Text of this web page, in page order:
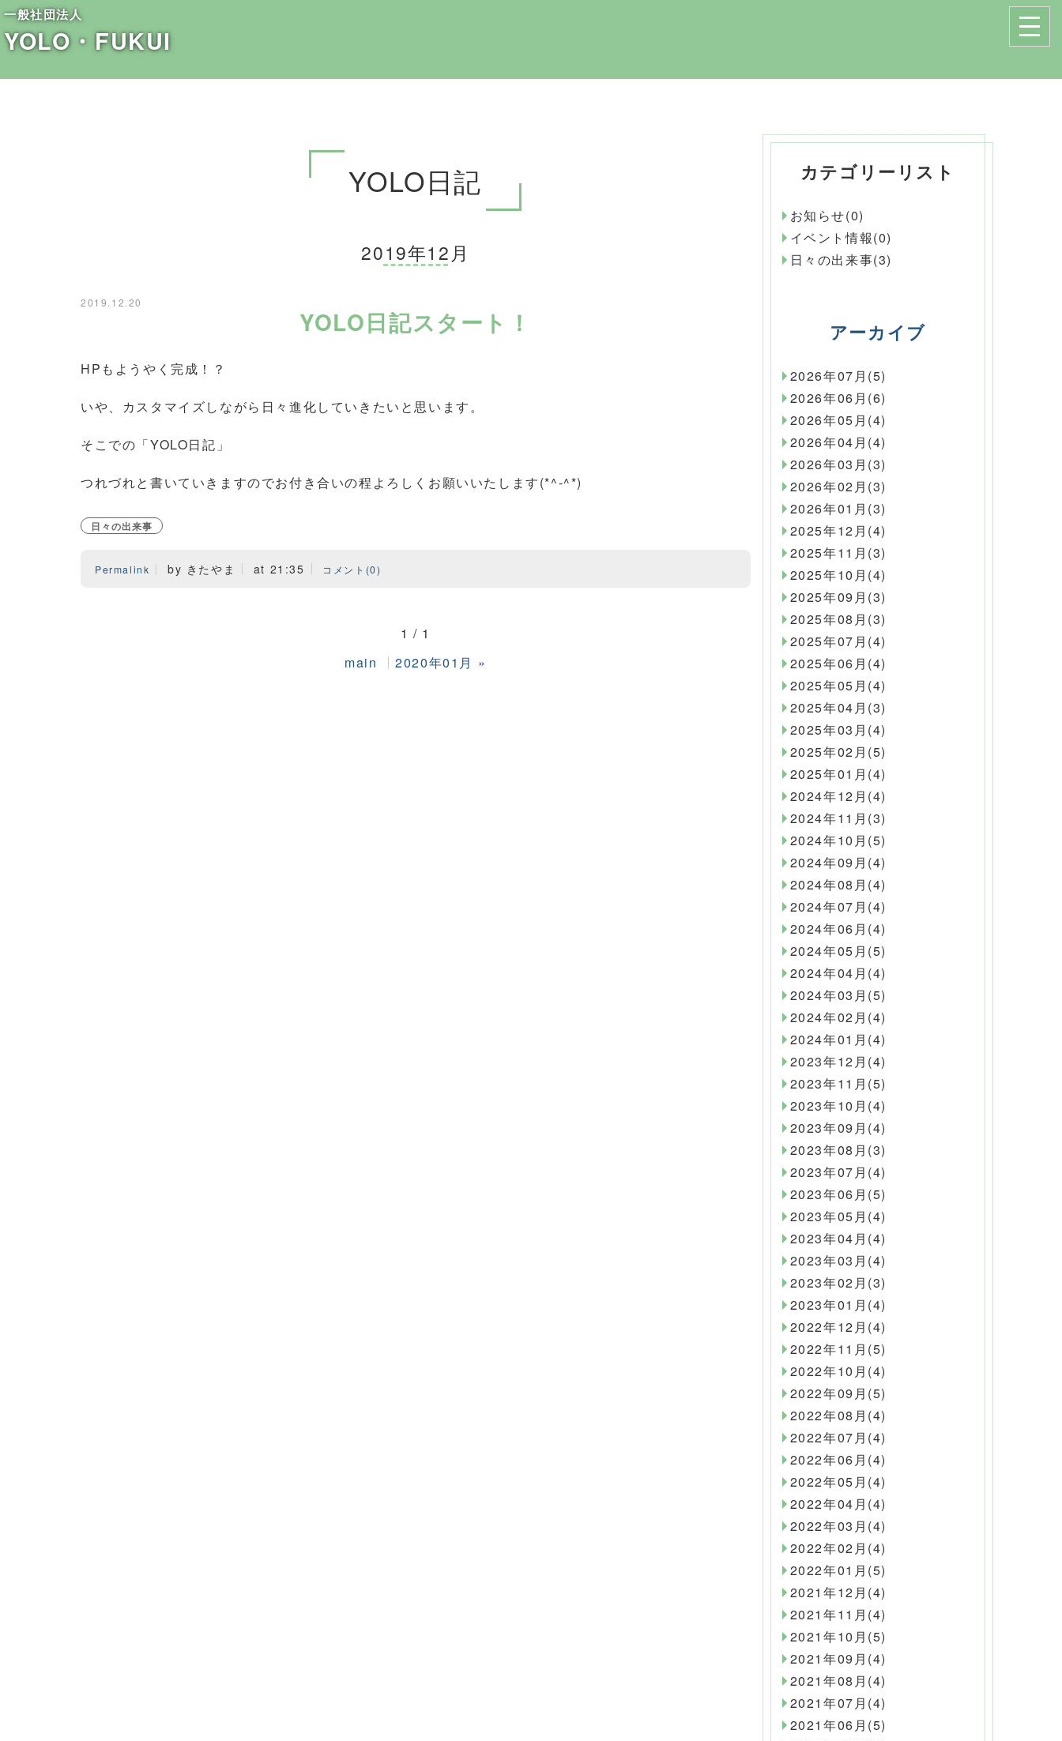
一般社団法人
YOLO・FUKUI
YOLO日記
2019年12月
2019.12.20
YOLO日記スタート！
HPもようやく完成！？
いや、カスタマイズしながら日々進化していきたいと思います。
そこでの「YOLO日記」
つれづれと書いていきますのでお付き合いの程よろしくお願いいたします(*^-^*)
日々の出来事
Permalink by きたやま at 21:35 コメント(0)
1 / 1
main
2020年01月 »
カテゴリーリスト
お知らせ(0)
イベント情報(0)
日々の出来事(3)
アーカイブ
2026年07月(5)
2026年06月(6)
2026年05月(4)
2026年04月(4)
2026年03月(3)
2026年02月(3)
2026年01月(3)
2025年12月(4)
2025年11月(3)
2025年10月(4)
2025年09月(3)
2025年08月(3)
2025年07月(4)
2025年06月(4)
2025年05月(4)
2025年04月(3)
2025年03月(4)
2025年02月(5)
2025年01月(4)
2024年12月(4)
2024年11月(3)
2024年10月(5)
2024年09月(4)
2024年08月(4)
2024年07月(4)
2024年06月(4)
2024年05月(5)
2024年04月(4)
2024年03月(5)
2024年02月(4)
2024年01月(4)
2023年12月(4)
2023年11月(5)
2023年10月(4)
2023年09月(4)
2023年08月(3)
2023年07月(4)
2023年06月(5)
2023年05月(4)
2023年04月(4)
2023年03月(4)
2023年02月(3)
2023年01月(4)
2022年12月(4)
2022年11月(5)
2022年10月(4)
2022年09月(5)
2022年08月(4)
2022年07月(4)
2022年06月(4)
2022年05月(4)
2022年04月(4)
2022年03月(4)
2022年02月(4)
2022年01月(5)
2021年12月(4)
2021年11月(4)
2021年10月(5)
2021年09月(4)
2021年08月(4)
2021年07月(4)
2021年06月(5)